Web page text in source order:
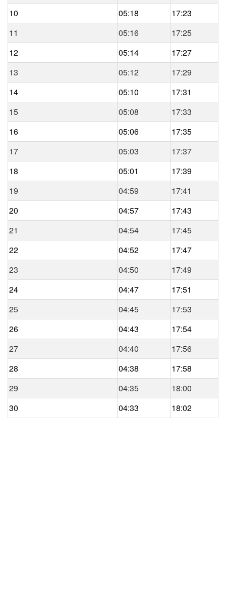
10
05:18
17:23
11
05:16
17:25
12
05:14
17:27
13
05:12
17:29
14
05:10
17:31
15
05:08
17:33
16
05:06
17:35
17
05:03
17:37
18
05:01
17:39
19
04:59
17:41
20
04:57
17:43
21
04:54
17:45
22
04:52
17:47
23
04:50
17:49
24
04:47
17:51
25
04:45
17:53
26
04:43
17:54
27
04:40
17:56
28
04:38
17:58
29
04:35
18:00
30
04:33 18:02